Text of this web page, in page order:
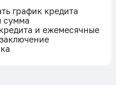
график кредита
сумма
и ежемесячные